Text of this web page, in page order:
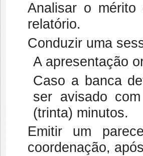
Analisar o mérito
relatório.
Conduzir uma
A apresentação
Caso a banca
ser avisado
(trinta) minutos.
Emitir um
coordenação,